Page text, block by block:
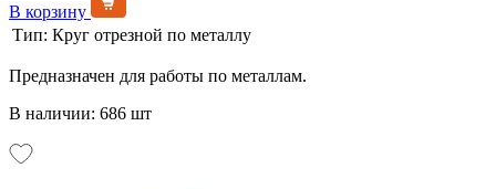
В корзину
Тип: Круг отрезной по металлу
Предназначен для работы по металлам.
В наличии: 686 шт